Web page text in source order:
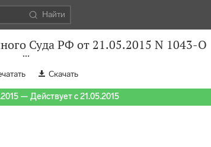
Найти
Суда РФ от 21.05.2015 N 1043-О
Скачать
— Действует с 21.05.2015